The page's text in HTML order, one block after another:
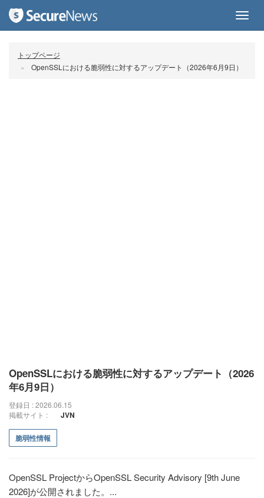
トップページ
OpenSSLにおける脆弱性に対するアップデート（2026年6月9日）
OpenSSLにおける脆弱性に対するアップデート（2026
年6月9日）
登録日 : 2026.06.15
掲載サイト :
JVN
脆弱性情報
OpenSSL ProjectからOpenSSL Security Advisory [9th June
2026]が公開されました。...